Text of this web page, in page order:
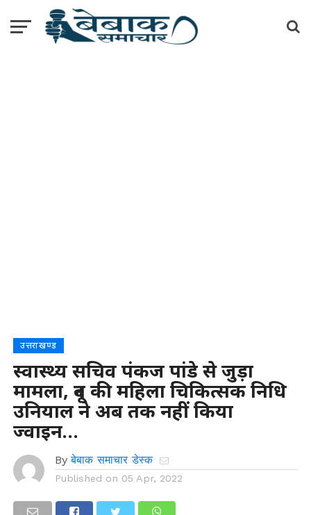
उत्तराखण्ड
स्वास्थ्य सचिव पंकज पांडे से जुड़ा
मामला, दून की महिला चिकित्सक निधि
उनियाल ने अब तक नहीं किया
ज्वाइन…
By बेबाक समाचार डेस्क
Published on 05 Apr, 2022